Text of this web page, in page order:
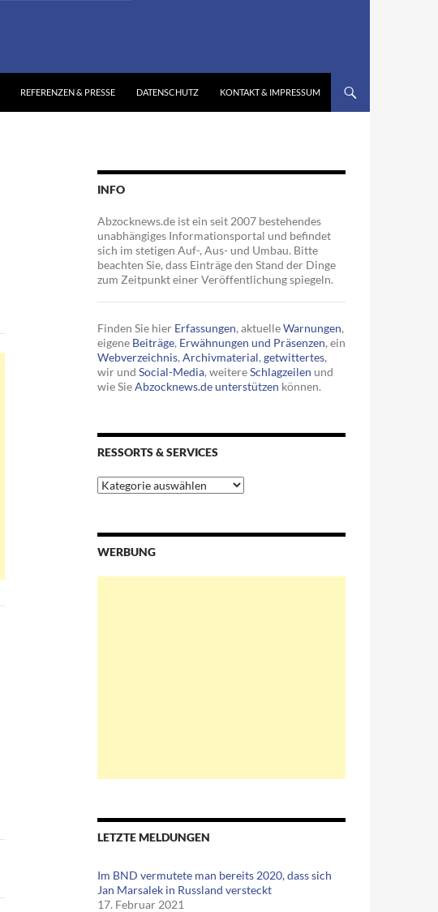
REFERENZEN & PRESSE DATENSCHUTZ KONTAKT & IMPRESSUM
INFO
Abzocknews.de ist ein seit 2007 bestehendes
unabhängiges Informationsportal und befindet
sich im stetigen Auf-, Aus- und Umbau. Bitte
beachten Sie, dass Einträge den Stand der Dinge
zum Zeitpunkt einer Veröffentlichung spiegeln.
Finden Sie hier Erfassungen, aktuelleWarnungen,
eigene Beiträge, Erwähnungen und Präsenzen, ein
Webverzeichnis, Archivmaterial, getwittertes,
wir und Social-Media, weitereSchlagzeilen und
wie SieAbzocknews.de unterstützen können.
RESSORTS & SERVICES
Ressorts
&
WERBUNG
LETZTE MELDUNGEN
Im BND vermutete man bereits 2020, dass sich
Jan Marsalek in Russland versteckt
17. Februar 2021